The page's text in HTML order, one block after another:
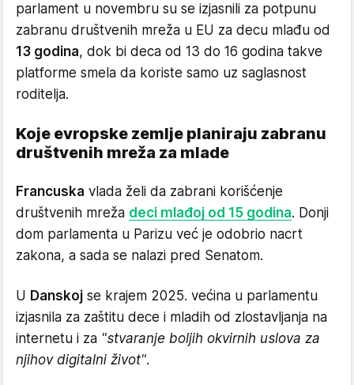
parlament u novembru su se izjasnili za potpunu
zabranu društvenih mreža u EU za decu mlađu od
13 godina, dok bi deca od 13 do 16 godina takve
platforme smela da koriste samo uz saglasnost
roditelja.
Koje evropske zemlje planiraju zabranu
društvenih mreža za mlade
Francuska vlada želi da zabrani korišćenje
društvenih mreža deci mlađoj od 15 godina. Donji
dom parlamenta u Parizu već je odobrio nacrt
zakona, a sada se nalazi pred Senatom.
U Danskoj se krajem 2025. većina u parlamentu
izjasnila za zaštitu dece i mladih od zlostavljanja na
internetu i za "stvaranje boljih okvirnih uslova za
njihov digitalni život".